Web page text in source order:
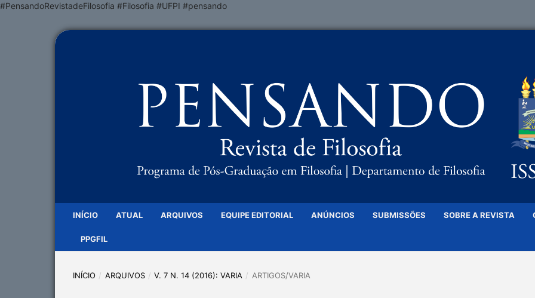
#PensandoRevistadeFilosofia #Filosofia #UFPI #pensando
INÍCIO ATUAL ARQUIVOS EQUIPE EDITORIAL ANÚNCIOS SUBMISSÕES SOBRE A REVISTA
PPGFIL
INÍCIO / ARQUIVOS / V. 7 N. 14 (2016): VARIA / ARTIGOS/VARIA